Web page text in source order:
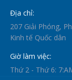
Địa chỉ:
207 Giải Phóng,
Kinh tế Quốc dân
Giờ làm việc:
Thứ 2 - Thứ 6: